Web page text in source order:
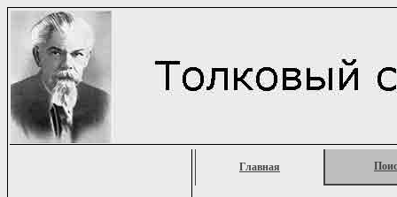
Главная